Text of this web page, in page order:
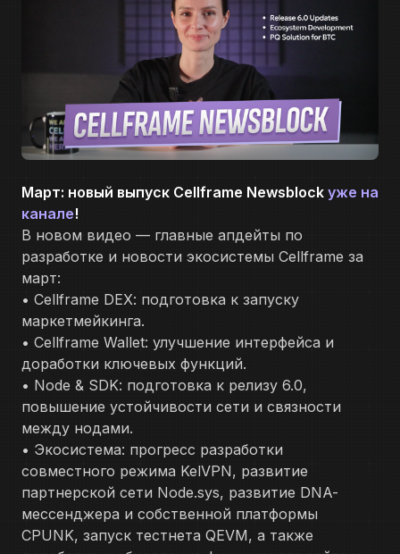
Март: новый выпуск Cellframe Newsblock уже на
канале!
В новом видео — главные апдейты по
разработке и новости экосистемы Cellframe за
март:
• Cellframe DEX: подготовка к запуску
маркетмейкинга.
• Cellframe Wallet: улучшение интерфейса и
доработки ключевых функций.
• Node & SDK: подготовка к релизу 6.0,
повышение устойчивости сети и связности
между нодами.
• Экосистема: прогресс разработки
совместного режима KelVPN, развитие
партнерской сети Node.sys, развитие DNA-
мессенджера и собственной платформы
CPUNK, запуск тестнета QEVM, а также